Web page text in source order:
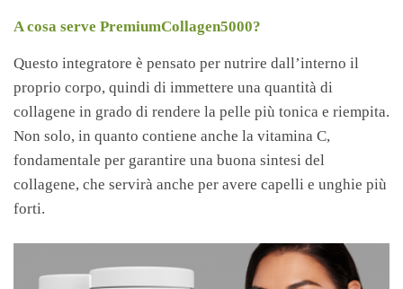
A cosa serve PremiumCollagen5000?
Questo integratore è pensato per nutrire dall’interno il
proprio corpo, quindi di immettere una quantità di
collagene in grado di rendere la pelle più tonica e riempita.
Non solo, in quanto contiene anche la vitamina C,
fondamentale per garantire una buona sintesi del
collagene, che servirà anche per avere capelli e unghie più
forti.